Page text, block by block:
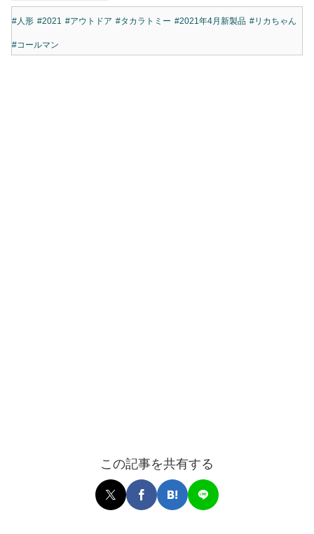
#人形 #2021 #アウトドア #タカラトミー #2021年4月新製品 #リカちゃん
#コールマン
この記事を共有する